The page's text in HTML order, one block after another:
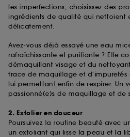
les imperfections, choisissez des
ingrédients de qualité qui nettoient
délicatement.
Avez-vous déjà essayé une eau
rafraîchissante et purifiante ? Elle
démaquillant visage et du
trace de maquillage et
lui permettant enfin de respirer. Un
passionné(e)s de maquillage et de
2. Exfolier en douceur
Poursuivez la routine beauté avec
un exfoliant qui lisse la peau et la